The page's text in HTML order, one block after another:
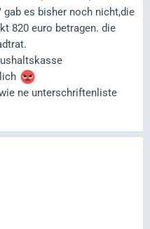
es bisher noch nicht,die
820 euro betragen. die
ne unterschriftenliste